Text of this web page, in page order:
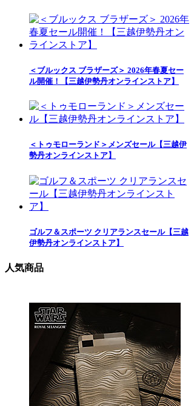
＜ブルックス ブラザーズ＞ 2026年春夏セー
ル開催！【三越伊勢丹オンラインストア】
＜トゥモローランド＞メンズセール【三越伊
勢丹オンラインストア】
ゴルフ＆スポーツ クリアランスセール【三越
伊勢丹オンラインストア】
人気商品